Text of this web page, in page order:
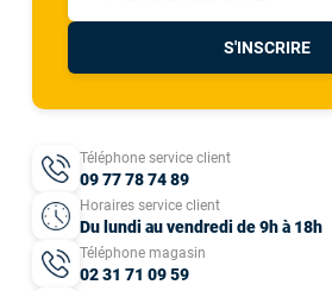
S'INSCRIRE
Téléphone service client
09 77 78 74 89
Horaires service client
Du lundi au vendredi de 9h à 18h
Téléphone magasin
02 31 71 09 59